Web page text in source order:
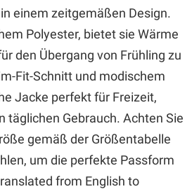
einem zeitgemäßen Design.
Polyester, bietet sie Wärme
den Übergang von Frühling zu
Fit-Schnitt und modischem
Jacke perfekt für Freizeit,
täglichen Gebrauch. Achten Sie
gemäß der Größentabelle
um die perfekte Passform
from English to